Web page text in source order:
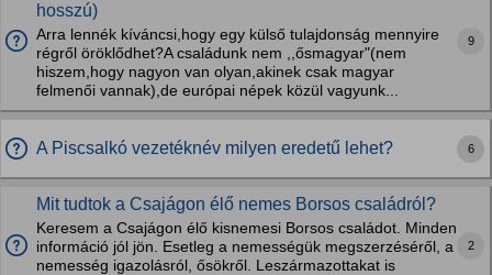
hosszú)
Arra lennék kíváncsi,hogy egy külső tulajdonság mennyire
régről öröklődhet?A családunk nem ,,ősmagyar"(nem
hiszem,hogy nagyon van olyan,akinek csak magyar
felmenői vannak),de európai népek közül vagyunk...
9
A Piscsalkó vezetéknév milyen eredetű lehet? 6
Mit tudtok a Csajágon élő nemes Borsos családról?
Keresem a Csajágon élő kisnemesi Borsos családot. Minden
információ jól jön. Esetleg a nemességük megszerzéséről, a
nemesség igazolásról, ősökről. Leszármazottakat is
2